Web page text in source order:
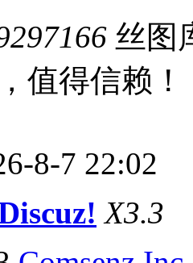
丝图
值得信赖！
8-7 22:02
X3.3